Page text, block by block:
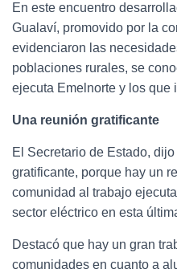
En este encuentro
Gualaví, promovido por la
evidenciaron las
poblaciones rurales, se
ejecuta Emelnorte y los que
Una reunión gratificante
El Secretario de Estado,
gratificante, porque hay un
comunidad al trabajo
sector eléctrico en esta
Destacó que hay un gran
comunidades en cuanto a